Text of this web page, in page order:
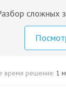
сложных
время решения: 1